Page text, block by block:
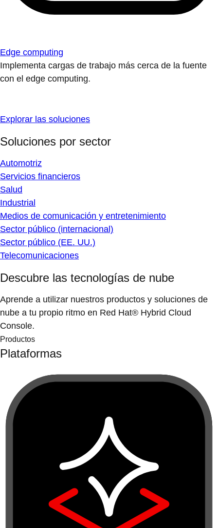
Edge computing
Implementa cargas de trabajo más cerca de la fuente
con el edge computing.
Explorar las soluciones
Soluciones por sector
Automotriz
Servicios financieros
Salud
Industrial
Medios de comunicación y entretenimiento
Sector público (internacional)
Sector público (EE. UU.)
Telecomunicaciones
Descubre las tecnologías de nube
Aprende a utilizar nuestros productos y soluciones de
nube a tu propio ritmo en Red Hat® Hybrid Cloud
Console.
Productos
Plataformas